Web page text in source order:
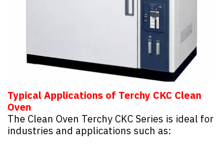
Typical Applications of Terchy CKC Clean
Oven
The Clean Oven Terchy CKC Series is ideal for
industries and applications such as: